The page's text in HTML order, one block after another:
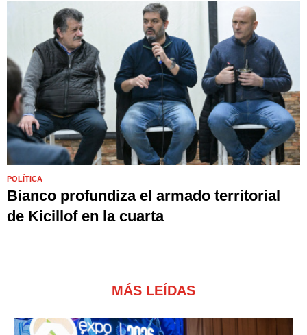
POLÍTICA
Bianco profundiza el armado territorial
de Kicillof en la cuarta
MÁS LEÍDAS